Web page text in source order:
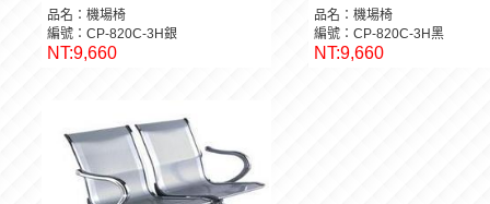
品名：機場椅
編號：CP-820C-3H銀
NT:9,660
品名：機場椅
編號：CP-820C-3H黑
NT:9,660